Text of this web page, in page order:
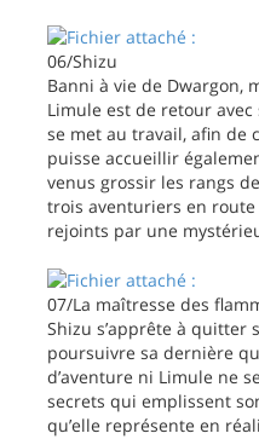
06/Shizu
Banni à vie de Dwargon,
Limule est de retour
se met au travail, afin de
puisse accueillir
venus grossir les rangs
trois aventuriers en
rejoints par une
07/La maîtresse des
Shizu s’apprête à quitter
poursuivre sa dernière
d’aventure ni Limule ne
secrets qui emplissent
qu’elle représente en